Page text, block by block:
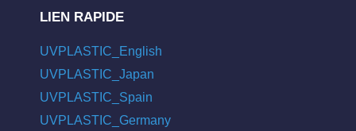
LIEN RAPIDE
UVPLASTIC_English
UVPLASTIC_Japan
UVPLASTIC_Spain
UVPLASTIC_Germany